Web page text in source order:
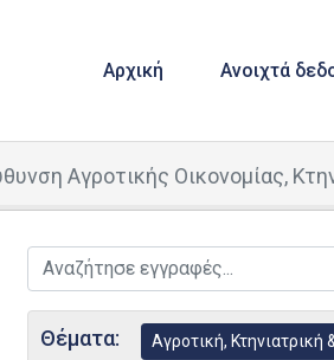
Αρχική Ανοιχτά
Αγροτικής Οικονομίας,
Θέματα: Αγροτική, Κτηνιατρική